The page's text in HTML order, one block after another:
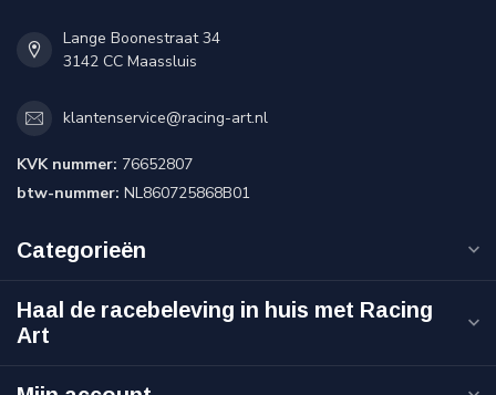
Lange Boonestraat 34
3142 CC Maassluis
klantenservice@racing-art.nl
KVK nummer: 76652807
btw-nummer: NL860725868B01
Categorieën
Haal de racebeleving in huis met Racing
Art